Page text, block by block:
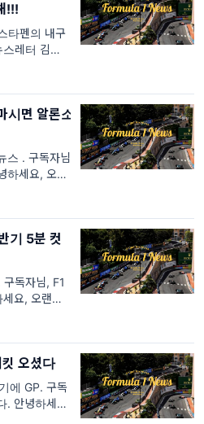
!!!
타펜의 내구
하던 3주 간
니다. 캐딜락
시면 알론소
. 구독자님,
하세요, 오늘
다. 요즘 들어
기 5분 컷
독자님, F1
요, 오랜만에
에 근거지를
오셨다
에 GP. 구독
안녕하세요,